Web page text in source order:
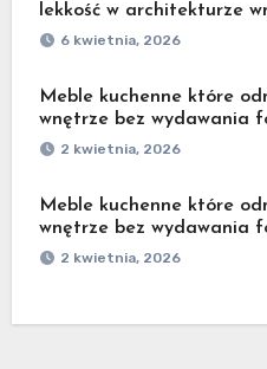
lekkość w architekturze
6 kwietnia, 2026
Meble kuchenne które
wnętrze bez wydawania
2 kwietnia, 2026
Meble kuchenne które
wnętrze bez wydawania
2 kwietnia, 2026